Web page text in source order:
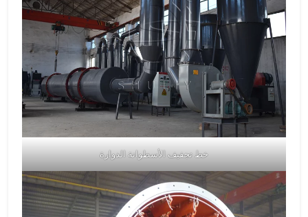
خط تجفيف الأسطوانة الدوارة